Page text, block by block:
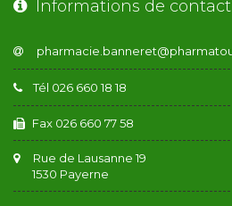
Informations de contact
Tél 026 660 18 18
Fax 026 660 77 58
Rue de Lausanne 19
1530 Payerne